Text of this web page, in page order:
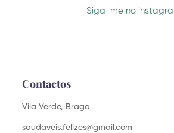
Siga-me no
Contactos
Vila Verde, Braga
saudaveis.felizes@gmail.com